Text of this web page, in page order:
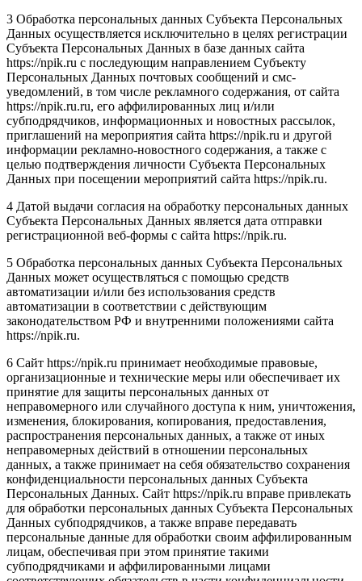
3 Обработка персональных данных Субъекта Персональных
Данных осуществляется исключительно в целях регистрации
Субъекта Персональных Данных в базе данных сайта
https://npik.ru с последующим направлением Субъекту
Персональных Данных почтовых сообщений и смс-
уведомлений, в том числе рекламного содержания, от сайта
https://npik.ru.ru, его аффилированных лиц и/или
субподрядчиков, информационных и новостных рассылок,
приглашений на мероприятия сайта https://npik.ru и другой
информации рекламно-новостного содержания, а также с
целью подтверждения личности Субъекта Персональных
Данных при посещении мероприятий сайта https://npik.ru.
4 Датой выдачи согласия на обработку персональных данных
Субъекта Персональных Данных является дата отправки
регистрационной веб-формы с сайта https://npik.ru.
5 Обработка персональных данных Субъекта Персональных
Данных может осуществляться с помощью средств
автоматизации и/или без использования средств
автоматизации в соответствии с действующим
законодательством РФ и внутренними положениями сайта
https://npik.ru.
6 Сайт https://npik.ru принимает необходимые правовые,
организационные и технические меры или обеспечивает их
принятие для защиты персональных данных от
неправомерного или случайного доступа к ним, уничтожения,
изменения, блокирования, копирования, предоставления,
распространения персональных данных, а также от иных
неправомерных действий в отношении персональных
данных, а также принимает на себя обязательство сохранения
конфиденциальности персональных данных Субъекта
Персональных Данных. Сайт https://npik.ru вправе привлекать
для обработки персональных данных Субъекта Персональных
Данных субподрядчиков, а также вправе передавать
персональные данные для обработки своим аффилированным
лицам, обеспечивая при этом принятие такими
субподрядчиками и аффилированными лицами